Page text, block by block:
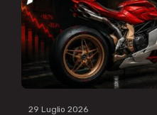
29 Luglio 2026